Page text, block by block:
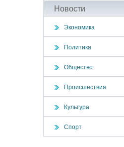
Новости
Экономика
Политика
Общество
Происшествия
Культура
Спорт